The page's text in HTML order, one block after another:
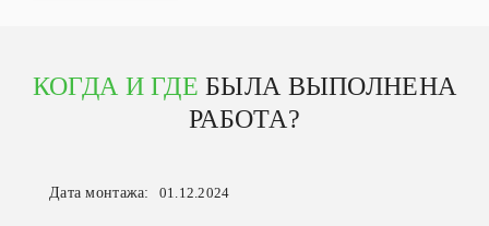
КОГДА И ГДЕ БЫЛА ВЫПОЛНЕНА
РАБОТА?
Дата монтажа: 01.12.2024